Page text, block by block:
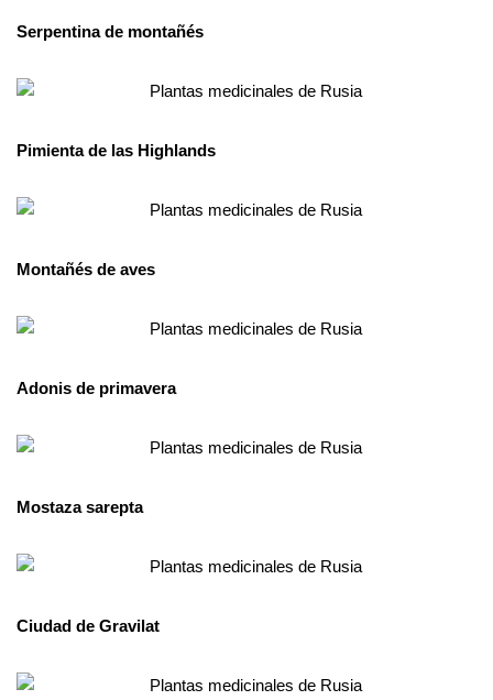
Serpentina de montañés
Pimienta de las Highlands
Montañés de aves
Adonis de primavera
Mostaza sarepta
Ciudad de Gravilat